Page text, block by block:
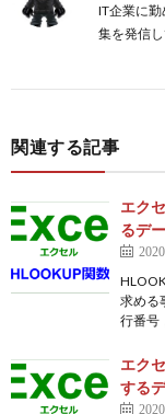
IT企業に
集を発信し
関連する記事
エク
るデ
求める
行番号
エク
する